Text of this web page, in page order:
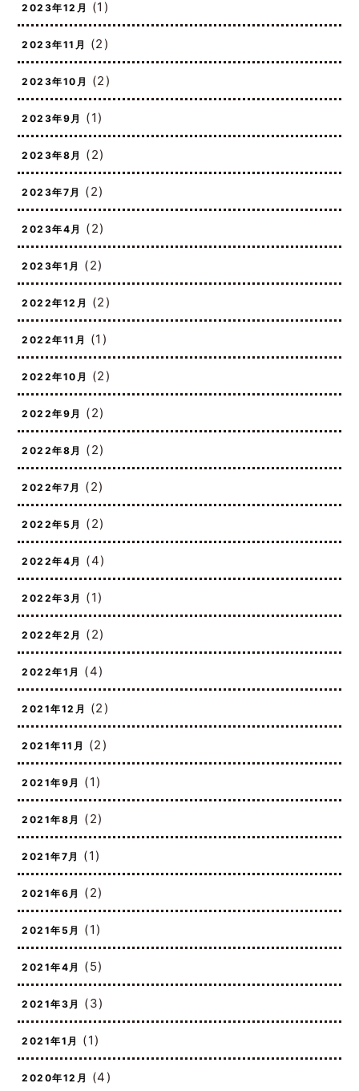
2023年12月 (1)
2023年11月 (2)
2023年10月 (2)
2023年9月 (1)
2023年8月 (2)
2023年7月 (2)
2023年4月 (2)
2023年1月 (2)
2022年12月 (2)
2022年11月 (1)
2022年10月 (2)
2022年9月 (2)
2022年8月 (2)
2022年7月 (2)
2022年5月 (2)
2022年4月 (4)
2022年3月 (1)
2022年2月 (2)
2022年1月 (4)
2021年12月 (2)
2021年11月 (2)
2021年9月 (1)
2021年8月 (2)
2021年7月 (1)
2021年6月 (2)
2021年5月 (1)
2021年4月 (5)
2021年3月 (3)
2021年1月 (1)
2020年12月 (4)